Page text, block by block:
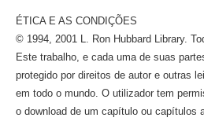
ÉTICA E AS CONDIÇÕES
© 1994, 2001 L. Ron Hubbard Library.
Este trabalho, e cada uma de suas
protegido por direitos de autor e outras
em todo o mundo. O utilizador tem
o download de um capítulo ou capítulos